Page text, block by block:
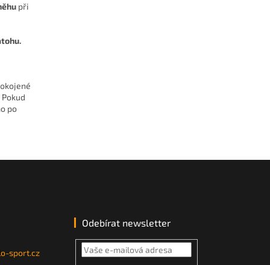
při
po
sport.cz
Odebírat newsletter